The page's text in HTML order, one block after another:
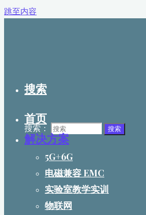
跳至内容
搜索
搜索： 搜索
首页
解决方案
5G+6G
电磁兼容 EMC
实验室教学实训
物联网